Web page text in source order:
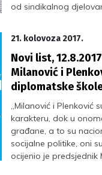
od sindikalnog
studija filozofije.
21. kolovoza 2017.
Novi list,
Milanović i
diplomatske
„Milanović i Plenković
karakteru, dok u
građane, a to su
socijalne politike, oni
ocijenio je predsjednik